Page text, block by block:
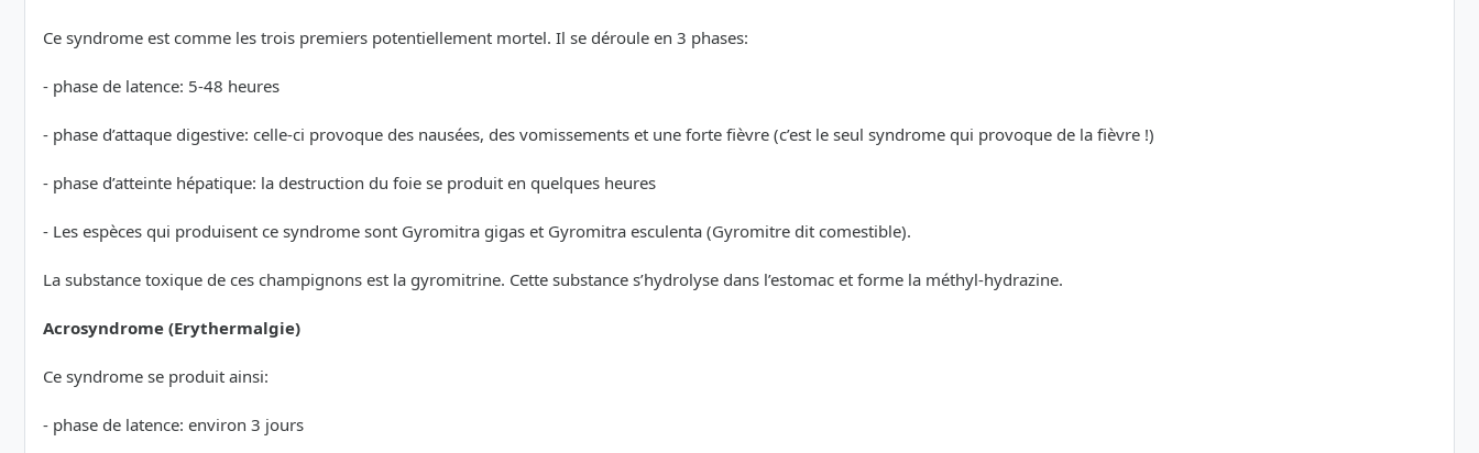
Ce syndrome est comme les trois premiers potentiellement mortel. Il se déroule en 3 phases:
- phase de latence: 5-48 heures
- phase d’attaque digestive: celle-ci provoque des nausées, des vomissements et une forte fièvre (c’est le seul syndrome qui provoque de la fièvre !)
- phase d’atteinte hépatique: la destruction du foie se produit en quelques heures
- Les espèces qui produisent ce syndrome sont Gyromitra gigas et Gyromitra esculenta (Gyromitre dit comestible).
La substance toxique de ces champignons est la gyromitrine. Cette substance s’hydrolyse dans l’estomac et forme la méthyl-hydrazine.
Acrosyndrome (Erythermalgie)
Ce syndrome se produit ainsi:
- phase de latence: environ 3 jours